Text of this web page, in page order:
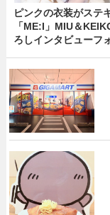
ピンクの衣装がステ
「ME:I」MIU＆
ろしインタビューフ